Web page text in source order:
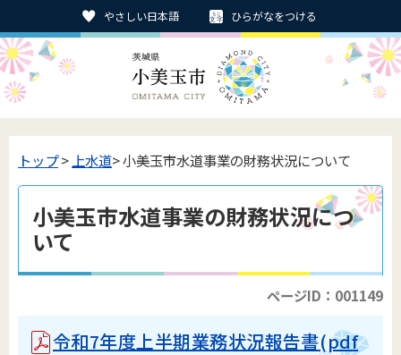
やさしい日本語 ひらがなをつける
トップ> 上水道> 小美玉市水道事業の財務状況について
小美玉市水道事業の財務状況につ
いて
ページID：001149
令和7年度上半期業務状況報告書(pdf